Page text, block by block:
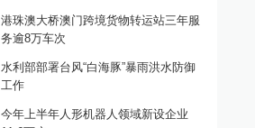
港珠澳大桥澳门跨境货物转运站三年服
务逾8万车次
水利部部署台风“白海豚”暴雨洪水防御
工作
今年上半年人形机器人领域新设企业